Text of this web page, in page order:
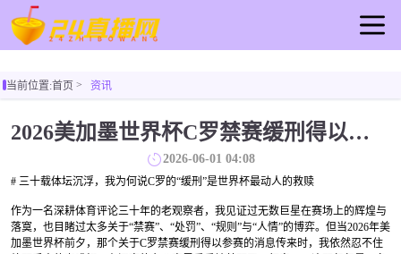
足球直播
篮球直播
重要赛事
当前位置:首页 资讯
2026美加墨世界杯C罗禁赛缓刑得以参赛
2026-06-01 04:08
# 三十载体坛沉浮，我为何说C罗的“缓刑”是世界杯最动人的救赎
作为一名深耕体育评论三十年的老观察者，我见证过无数巨星在赛场上的辉煌与
落寞，也目睹过太多关于“禁赛”、“处罚”、“规则”与“人情”的博弈。但当2026年美
加墨世界杯前夕，那个关于C罗禁赛缓刑得以参赛的消息传来时，我依然忍不住